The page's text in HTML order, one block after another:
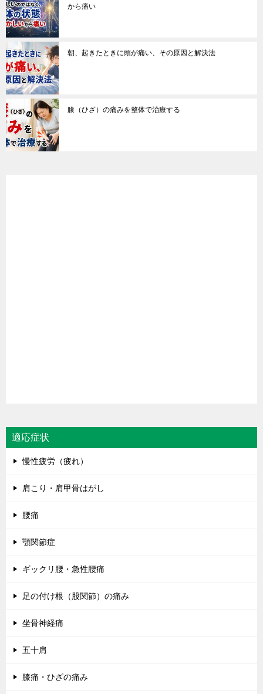
から痛い
朝、起きたときに頭が痛い、その原因と解決法
膝（ひざ）の痛みを整体で治療する
適応症状
慢性疲労（疲れ）
肩こり・肩甲骨はがし
腰痛
顎関節症
ギックリ腰・急性腰痛
足の付け根（股関節）の痛み
坐骨神経痛
五十肩
膝痛・ひざの痛み